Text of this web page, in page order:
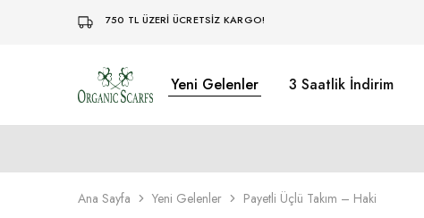
750 TL ÜZERİ ÜCRETSİZ KARGO!
Organikscarf Yeni Gelenler 3 Saatlik İndirim
Ana Sayfa Yeni Gelenler Payetli Üçlü Takım – Haki